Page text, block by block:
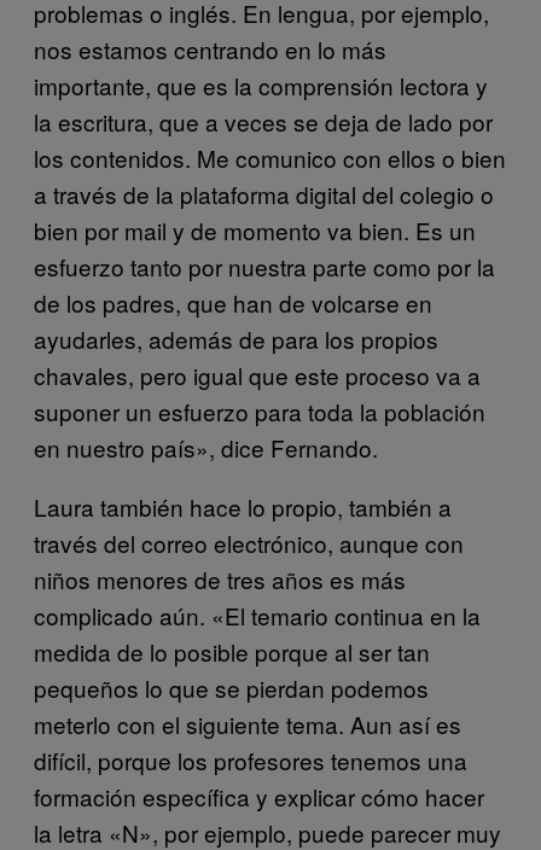
problemas o inglés. En lengua, por ejemplo,
nos estamos centrando en lo más
importante, que es la comprensión lectora y
la escritura, que a veces se deja de lado por
los contenidos. Me comunico con ellos o bien
a través de la plataforma digital del colegio o
bien por mail y de momento va bien. Es un
esfuerzo tanto por nuestra parte como por la
de los padres, que han de volcarse en
ayudarles, además de para los propios
chavales, pero igual que este proceso va a
suponer un esfuerzo para toda la población
en nuestro país», dice Fernando.
Laura también hace lo propio, también a
través del correo electrónico, aunque con
niños menores de tres años es más
complicado aún. «El temario continua en la
medida de lo posible porque al ser tan
pequeños lo que se pierdan podemos
meterlo con el siguiente tema. Aun así es
difícil, porque los profesores tenemos una
formación específica y explicar cómo hacer
la letra «N», por ejemplo, puede parecer muy